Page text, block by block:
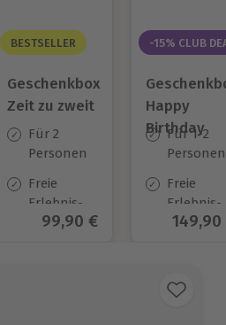
BESTSELLER
Geschenkbox
Zeit zu zweit
Für 2
Personen
Freie
Erlebnis-
Auswahl
Aktueller Preis
99,90 €
-15% CLUB
Happy
Birthday
Für 1-2
Personen
Freie
Erlebnis-
Auswahl
149,90